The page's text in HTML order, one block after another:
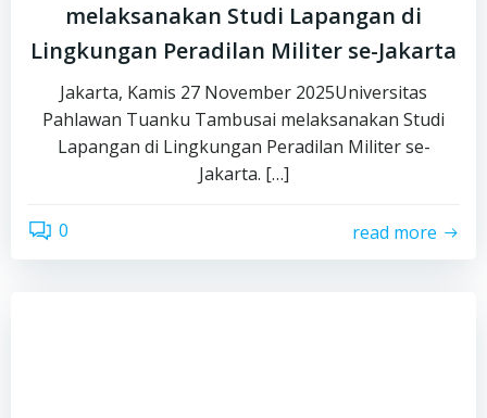
melaksanakan Studi Lapangan di
Lingkungan Peradilan Militer se-Jakarta
Jakarta, Kamis 27 November 2025Universitas
Pahlawan Tuanku Tambusai melaksanakan Studi
Lapangan di Lingkungan Peradilan Militer se-
Jakarta. […]
0 read more